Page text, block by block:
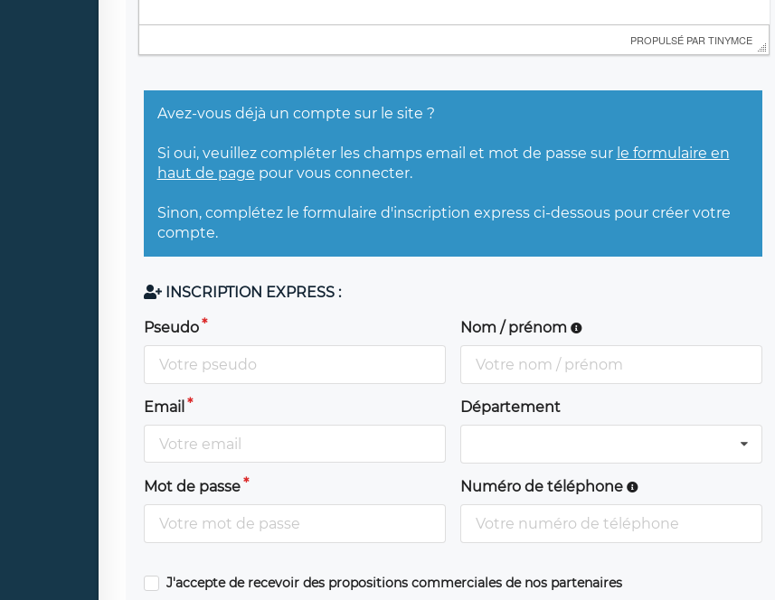
PROPULSÉ PAR TINYMCE
Avez-vous déjà un compte sur le site ?
Si oui, veuillez compléter les champs email et mot de passe sur le formulaire en
haut de page pour vous connecter.
Sinon, complétez le formulaire d'inscription express ci-dessous pour créer votre
compte.
INSCRIPTION EXPRESS :
Pseudo Nom / prénom
Email Département
Mot de passe Numéro de téléphone
J'accepte de recevoir des propositions commerciales de nos partenaires